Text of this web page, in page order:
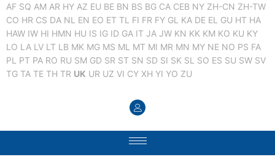
AF SQ AM AR HY AZ EU BE BN BS BG CA CEB NY ZH-CN ZH-TW
CO HR CS DA NL EN EO ET TL FI FR FY GL KA DE EL GU HT HA
HAW IW HI HMN HU IS IG ID GA IT JA JW KN KK KM KO KU KY
LO LA LV LT LB MK MG MS ML MT MI MR MN MY NE NO PS FA
PL PT PA RO RU SM GD SR ST SN SD SI SK SL SO ES SU SW SV
TG TA TE TH TR UK UR UZ VI CY XH YI YO ZU